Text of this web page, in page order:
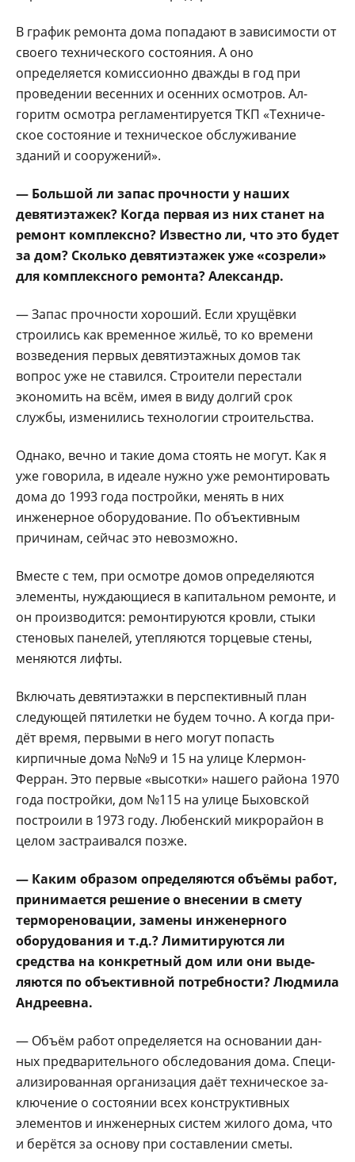
В график ремонта дома попадают в зависимости от
своего технического состо­яния. А оно
определяется комиссионно дважды в год при
проведении весенних и осенних осмотров. Ал­
горитм осмотра регламен­тируется ТКП «Техниче­
ское состояние и техниче­ское обслуживание
зданий и сооружений».
— Большой ли за­пас прочности у наших
девятиэтажек? Когда первая из них станет на
ремонт ком­плексно? Известно ли, что это будет
за дом? Сколько девятиэтажек уже «созрели»
для ком­плексного ремонта? Александр.
— Запас прочности хо­роший. Если хрущёвки
строились как временное жильё, то ко времени
воз­ведения первых девятиэ­тажных домов так
вопрос уже не ставился. Строите­ли перестали
экономить на всём, имея в виду долгий срок
службы, изменились технологии строительства.
Однако, вечно и такие дома стоять не могут. Как я
уже говорила, в идеале нужно уже ремонтировать
дома до 1993 года построй­ки, менять в них
инженер­ное оборудование. По объ­ективным
причинам, сей­час это невозможно.
Вместе с тем, при осмо­тре домов определяют­ся
элементы, нуждающи­еся в капитальном ремон­те, и
он производится: ре­монтируются кровли, сты­ки
стеновых панелей, уте­пляются торцевые стены,
меняются лифты.
Включать девятиэтаж­ки в перспективный план
следующей пятилетки не будем точно. А когда при­
дёт время, первыми в него могут попасть
кирпичные дома №№9 и 15 на улице Клермон-
Ферран. Это пер­вые «высотки» нашего рай­она 1970
года постройки, дом №115 на улице Быхов­ской
построили в 1973 году. Любенский микрорайон в
целом застраивался позже.
— Каким образом определяются объёмы работ,
прини­мается решение о вне­сении в смету
терморе­новации, замены инже­нерного
оборудования и т.д.? Лимитируются ли
средства на конкрет­ный дом или они выде­
ляются по объективной потребности? Людмила
Андреевна.
— Объём работ опреде­ляется на основании дан­
ных предварительного об­следования дома. Специ­
ализированная организа­ция даёт техническое за­
ключение о состоянии всех конструктивных
элемен­тов и инженерных систем жилого дома, что
и берёт­ся за основу при составле­нии сметы.